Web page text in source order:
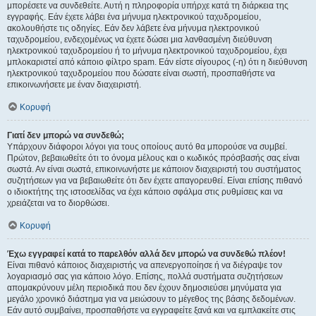
μπορέσετε να συνδεθείτε. Αυτή η πληροφορία υπήρχε κατά τη διάρκεια της
εγγραφής. Εάν έχετε λάβει ένα μήνυμα ηλεκτρονικού ταχυδρομείου,
ακολουθήστε τις οδηγίες. Εάν δεν λάβετε ένα μήνυμα ηλεκτρονικού
ταχυδρομείου, ενδεχομένως να έχετε δώσει μια λανθασμένη διεύθυνση
ηλεκτρονικού ταχυδρομείου ή το μήνυμα ηλεκτρονικού ταχυδρομείου, έχει
μπλοκαριστεί από κάποιο φίλτρο spam. Εάν είστε σίγουρος (-η) ότι η διεύθυνση
ηλεκτρονικού ταχυδρομείου που δώσατε είναι σωστή, προσπαθήστε να
επικοινωνήσετε με έναν διαχειριστή.
Κορυφή
Γιατί δεν μπορώ να συνδεθώ;
Υπάρχουν διάφοροι λόγοι για τους οποίους αυτό θα μπορούσε να συμβεί.
Πρώτον, βεβαιωθείτε ότι το όνομα μέλους και ο κωδικός πρόσβασής σας είναι
σωστά. Αν είναι σωστά, επικοινωνήστε με κάποιον διαχειριστή του συστήματος
συζητήσεων για να βεβαιωθείτε ότι δεν έχετε απαγορευθεί. Είναι επίσης πιθανό
ο ιδιοκτήτης της ιστοσελίδας να έχει κάποιο σφάλμα στις ρυθμίσεις και να
χρειάζεται να το διορθώσει.
Κορυφή
Έχω εγγραφεί κατά το παρελθόν αλλά δεν μπορώ να συνδεθώ πλέον!
Είναι πιθανό κάποιος διαχειριστής να απενεργοποίησε ή να διέγραψε τον
λογαριασμό σας για κάποιο λόγο. Επίσης, πολλά συστήματα συζητήσεων
απομακρύνουν μέλη περιοδικά που δεν έχουν δημοσιεύσει μηνύματα για
μεγάλο χρονικό διάστημα για να μειώσουν το μέγεθος της βάσης δεδομένων.
Εάν αυτό συμβαίνει, προσπαθήστε να εγγραφείτε ξανά και να εμπλακείτε στις